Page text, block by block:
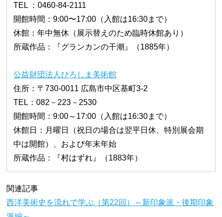
TEL ：0460-84-2111
開館時間：9:00〜17:00（入館は16:30まで）
休館：年中無休（展示替えのため臨時休館あり）
所蔵作品：『グランカンの干潮』（1885年）
公益財団法人ひろしま美術館
住所：〒730-0011 広島市中区基町3-2
TEL：082－223－2530
開館時間：9:00～17:00（入館は16:30まで）
休館日：月曜日（祝日の場合は翌平日休、特別展会期
中は開館）、および年末年始
所蔵作品：『村はずれ』（1883年）
関連記事
西洋美術史を流れで学ぶ（第22回）～新印象派・後期印象